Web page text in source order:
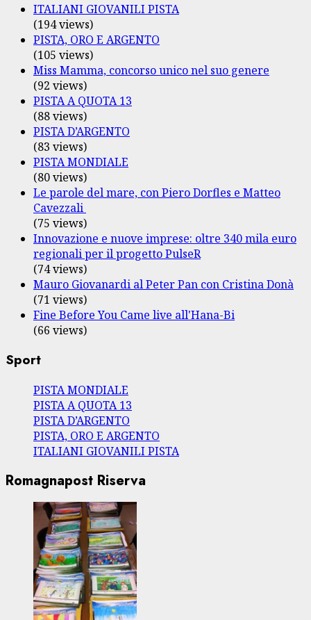
ITALIANI GIOVANILI PISTA
(194 views)
PISTA, ORO E ARGENTO
(105 views)
Miss Mamma, concorso unico nel suo genere
(92 views)
PISTA A QUOTA 13
(88 views)
PISTA D’ARGENTO
(83 views)
PISTA MONDIALE
(80 views)
Le parole del mare, con Piero Dorfles e Matteo
Cavezzali
(75 views)
Innovazione e nuove imprese: oltre 340 mila euro
regionali per il progetto PulseR
(74 views)
Mauro Giovanardi al Peter Pan con Cristina Donà
(71 views)
Fine Before You Came live all'Hana-Bi
(66 views)
Sport
PISTA MONDIALE
PISTA A QUOTA 13
PISTA D’ARGENTO
PISTA, ORO E ARGENTO
ITALIANI GIOVANILI PISTA
Romagnapost Riserva